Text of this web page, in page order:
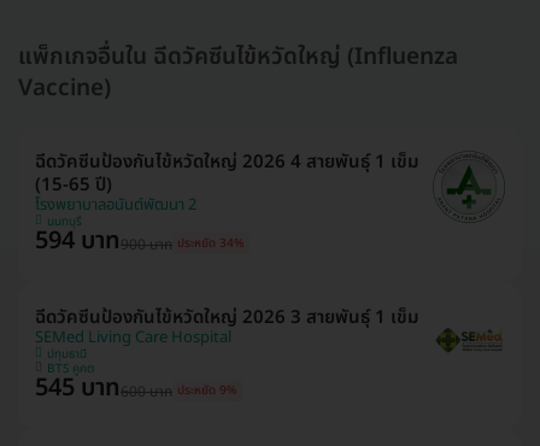
แพ็กเกจอื่นใน ฉีดวัคซีนไข้หวัดใหญ่ (Influenza
Vaccine)
ฉีดวัคซีนป้องกันไข้หวัดใหญ่ 2026 4 สายพันธุ์ 1 เข็ม
(15-65 ปี)
โรงพยาบาลอนันต์พัฒนา 2
นนทบุรี
594 บาท900 บาท ประหยัด 34%
ฉีดวัคซีนป้องกันไข้หวัดใหญ่ 2026 3 สายพันธุ์ 1 เข็ม
SEMed Living Care Hospital
ปทุมธานี
BTS คูคต
545 บาท600 บาท ประหยัด 9%